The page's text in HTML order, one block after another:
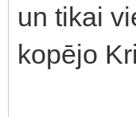
un tikai
kopējo